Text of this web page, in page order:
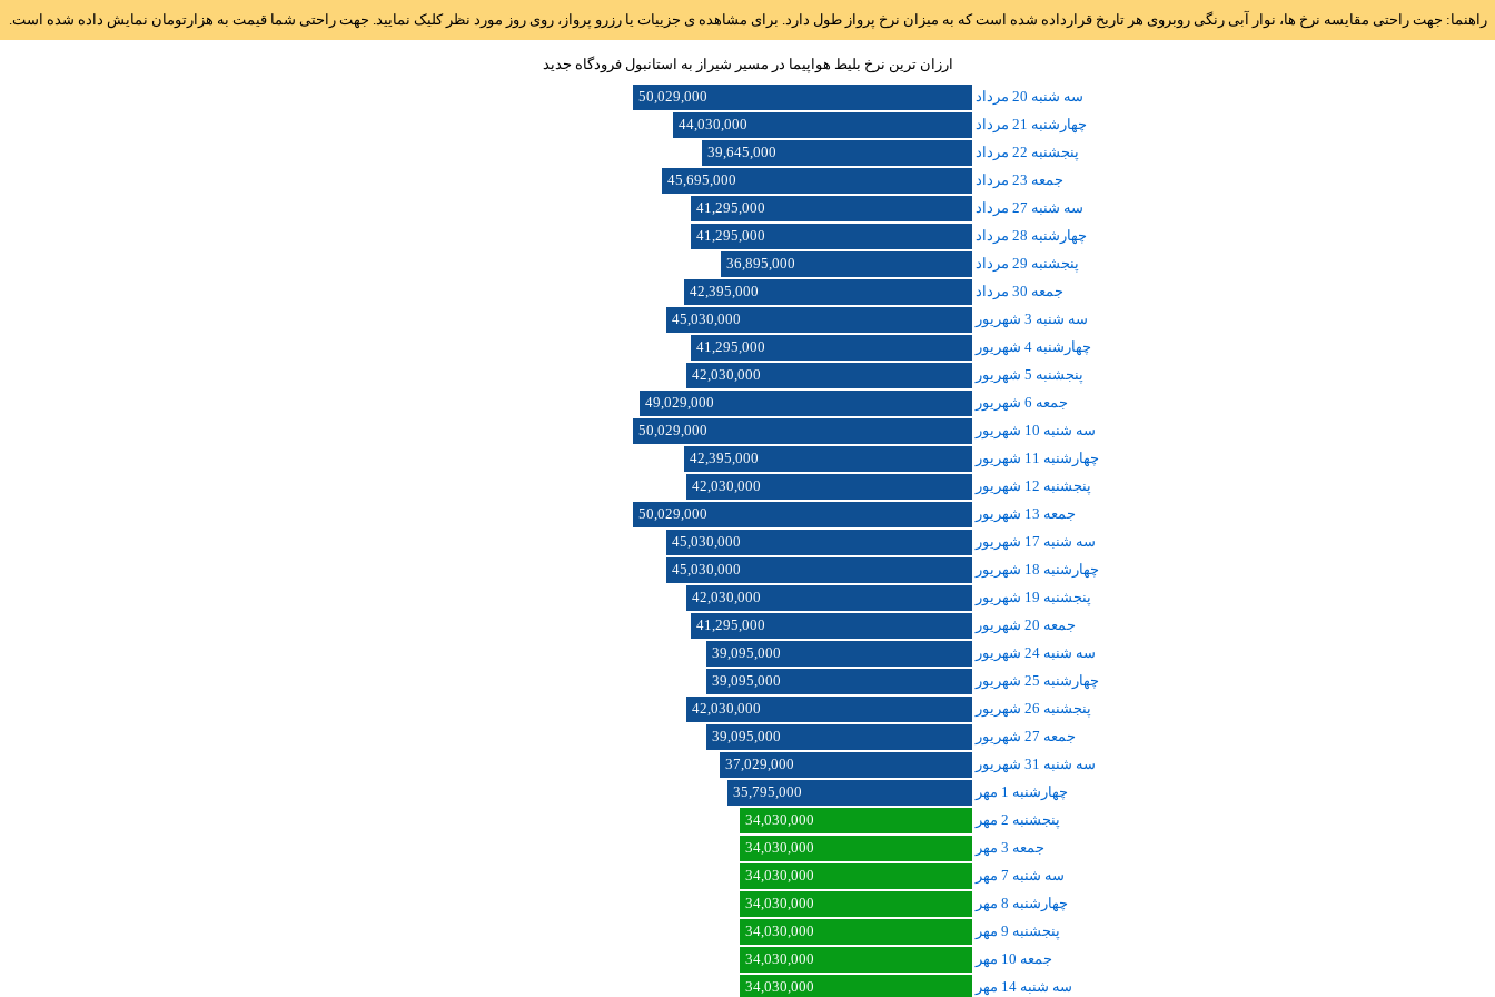
راهنما: جهت راحتی مقایسه نرخ ها، نوار آبی رنگی روبروی هر تاریخ قرارداده شده است که به میزان نرخ پرواز طول دارد. برای مشاهده ی جزییات یا رزرو پرواز، روی روز مورد نظر کلیک نمایید. جهت راحتی شما قیمت به هزارتومان نمایش داده شده است.
ارزان ترین نرخ بلیط هواپیما در مسیر شيراز به استانبول فرودگاه جديد
سه شنبه 20 مرداد
50,029,000
چهارشنبه 21 مرداد
44,030,000
پنجشنبه 22 مرداد
39,645,000
جمعه 23 مرداد
45,695,000
سه شنبه 27 مرداد
41,295,000
چهارشنبه 28 مرداد
41,295,000
پنجشنبه 29 مرداد
36,895,000
جمعه 30 مرداد
42,395,000
سه شنبه 3 شهریور
45,030,000
چهارشنبه 4 شهریور
41,295,000
پنجشنبه 5 شهریور
42,030,000
جمعه 6 شهریور
49,029,000
سه شنبه 10 شهریور
50,029,000
چهارشنبه 11 شهریور
42,395,000
پنجشنبه 12 شهریور
42,030,000
جمعه 13 شهریور
50,029,000
سه شنبه 17 شهریور
45,030,000
چهارشنبه 18 شهریور
45,030,000
پنجشنبه 19 شهریور
42,030,000
جمعه 20 شهریور
41,295,000
سه شنبه 24 شهریور
39,095,000
چهارشنبه 25 شهریور
39,095,000
پنجشنبه 26 شهریور
42,030,000
جمعه 27 شهریور
39,095,000
سه شنبه 31 شهریور
37,029,000
چهارشنبه 1 مهر
35,795,000
پنجشنبه 2 مهر
34,030,000
جمعه 3 مهر
34,030,000
سه شنبه 7 مهر
34,030,000
چهارشنبه 8 مهر
34,030,000
پنجشنبه 9 مهر
34,030,000
جمعه 10 مهر
34,030,000
سه شنبه 14 مهر
34,030,000